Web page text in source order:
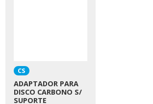
CS
ADAPTADOR PARA
DISCO CARBONO S/
SUPORTE